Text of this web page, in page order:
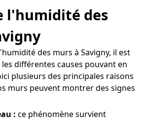
l'humidité des
des murs à Savigny, il est
différentes causes pouvant en
plusieurs des principales raisons
murs peuvent montrer des signes
: ce phénomène survient